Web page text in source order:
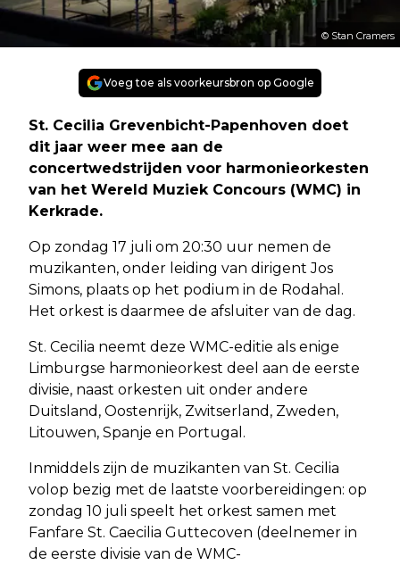
© Stan Cramers
Voeg toe als voorkeursbron op Google
St. Cecilia Grevenbicht-Papenhoven doet
dit jaar weer mee aan de
concertwedstrijden voor harmonieorkesten
van het Wereld Muziek Concours (WMC) in
Kerkrade.
Op zondag 17 juli om 20:30 uur nemen de
muzikanten, onder leiding van dirigent Jos
Simons, plaats op het podium in de Rodahal.
Het orkest is daarmee de afsluiter van de dag.
St. Cecilia neemt deze WMC-editie als enige
Limburgse harmonieorkest deel aan de eerste
divisie, naast orkesten uit onder andere
Duitsland, Oostenrijk, Zwitserland, Zweden,
Litouwen, Spanje en Portugal.
Inmiddels zijn de muzikanten van St. Cecilia
volop bezig met de laatste voorbereidingen: op
zondag 10 juli speelt het orkest samen met
Fanfare St. Caecilia Guttecoven (deelnemer in
de eerste divisie van de WMC-